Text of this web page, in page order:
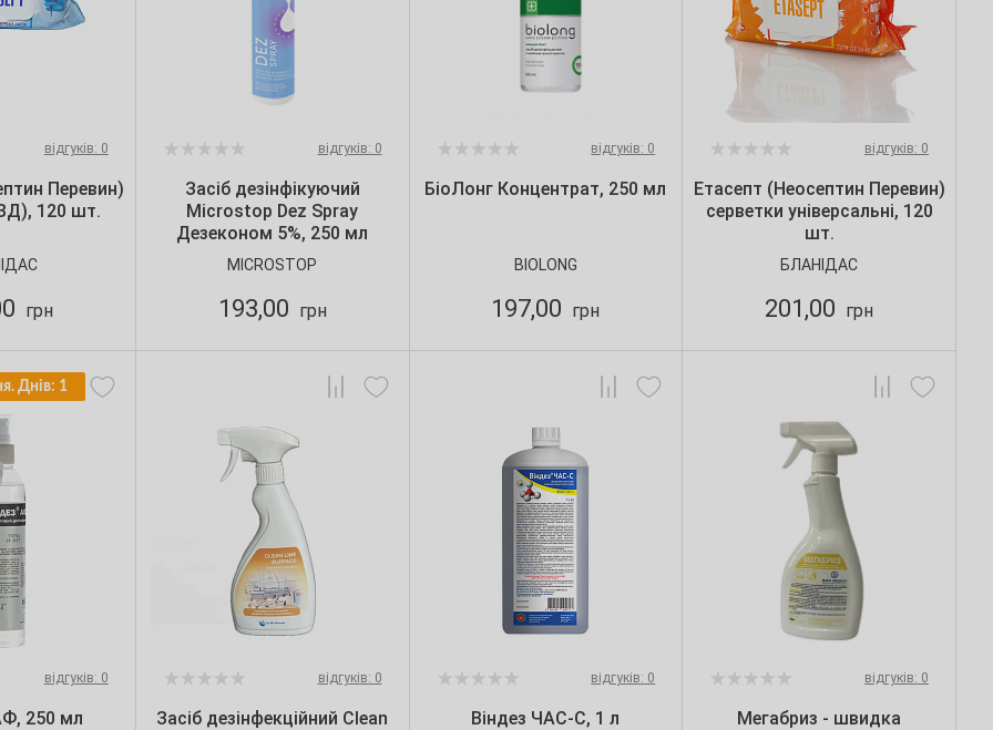
відгуків: 0
Перевин)
120 шт.
грн
відгуків: 0
Засіб дезінфікуючий
Microstop Dez Spray
Дезеконом 5%, 250 мл
MICROSTOP
193,00 грн
відгуків: 0
БіоЛонг Концентрат, 250 мл
BIOLONG
197,00 грн
відгуків: 0
Етасепт (Неосептин Перевин)
серветки універсальні, 120
шт.
БЛАНІДАС
201,00 грн
Днів: 1
відгуків: 0
250 мл
відгуків: 0
Засіб дезінфекційний Clean
відгуків: 0
Віндез ЧАС-С, 1 л
відгуків: 0
Мегабриз - швидка